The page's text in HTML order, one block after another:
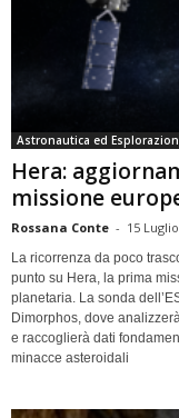
Astronautica ed
Hera:
missione
Rossana Conte - 15
La ricorrenza da poco
punto su Hera, la prima
planetaria. La sonda
Dimorphos, dove
e raccoglierà dati
minacce asteroidali